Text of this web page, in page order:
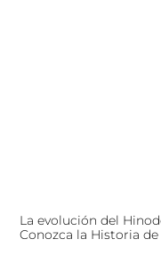
La evolución del
Conozca la Historia